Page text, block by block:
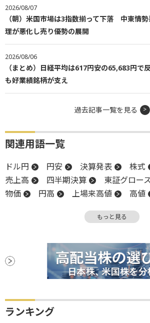
2026/08/07
（朝）米国市場は3指数揃って下落 中東情
理が悪化し売り優勢の展開
2026/08/06
（まとめ）日経平均は617円安の65,683円
も好業績銘柄が支え
過去記事一覧を見る
関連用語一覧
ドル円 円安 決算発表 株式
売上高
四半期決算
東証グロー
物価
円高 上場来高値 高値
決算 後場
前引け 続伸 続落
もっと見る
ランキング